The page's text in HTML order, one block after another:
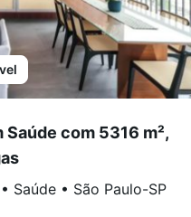
com 5316 m²,
• Saúde • São Paulo-SP